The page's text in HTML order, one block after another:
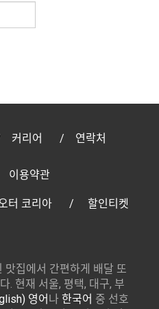
커리어 연락처
이용약관
터 코리아 할인티켓
맛집에서 간편하게 배달 또
. 현재 서울, 평택, 대구, 부
영어 나한국어 중 선호